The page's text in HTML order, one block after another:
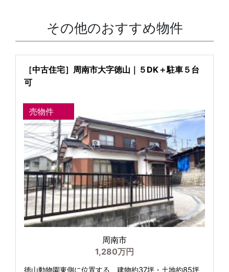
その他のおすすめ物件
［中古住宅］周南市大字徳山｜５DK＋駐車５台
可
売物件
周南市
1,280万円
徳山動物園東側に位置する、建物約37坪・土地約85坪